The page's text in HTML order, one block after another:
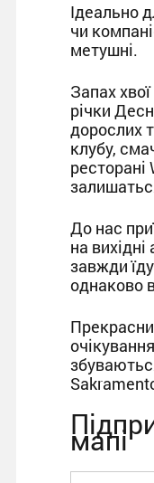
Ідеально
чи
метушні.
Запах
річки
дорослих
клубу,
До нас
на
завжди
однаково
мапі